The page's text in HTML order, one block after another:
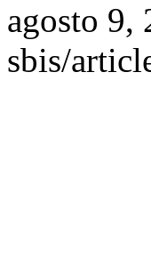
agosto
sbis/